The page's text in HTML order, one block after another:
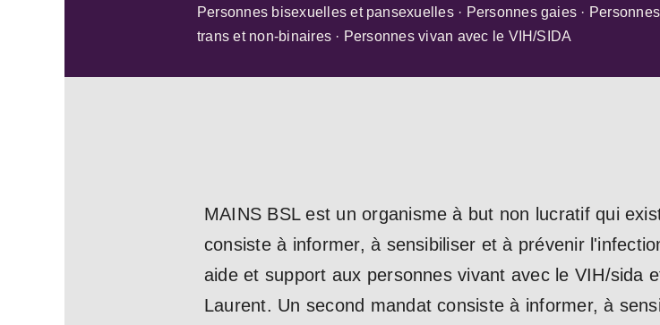
Personnes bisexuelles et pansexuelles · Personnes gaies ·
trans et non-binaires · Personnes vivan avec le VIH/SIDA
MAINS BSL est un organisme à but non lucratif qui
consiste à informer, à sensibiliser et à prévenir
aide et support aux personnes vivant avec le VIH/sida
Laurent. Un second mandat consiste à informer, à